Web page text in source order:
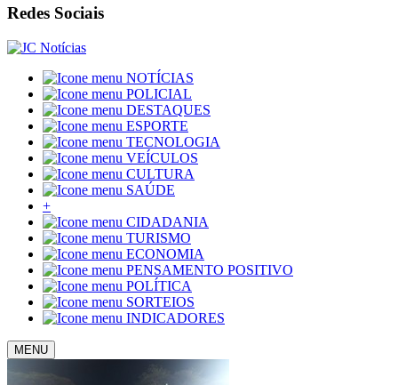
Redes Sociais
NOTÍCIAS
POLICIAL
DESTAQUES
ESPORTE
TECNOLOGIA
VEÍCULOS
CULTURA
SAÚDE
+
CIDADANIA
TURISMO
ECONOMIA
PENSAMENTO POSITIVO
POLÍTICA
SORTEIOS
INDICADORES
MENU